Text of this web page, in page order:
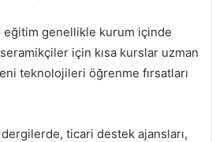
genellikle kurum içinde
seramikçiler için kısa kurslar uzman
teknolojileri öğrenme fırsatları
ticari destek ajansları,